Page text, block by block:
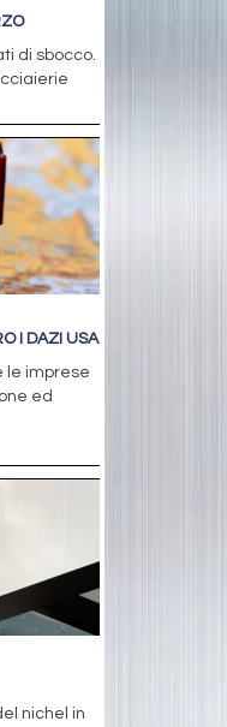
di sbocco.
I DAZI USA
le imprese
ed
nichel in